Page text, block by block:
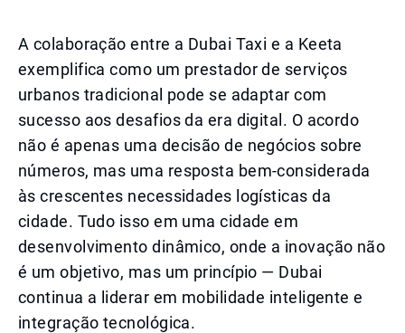
A colaboração entre a Dubai Taxi e a Keeta
exemplifica como um prestador de serviços
urbanos tradicional pode se adaptar com
sucesso aos desafios da era digital. O acordo
não é apenas uma decisão de negócios sobre
números, mas uma resposta bem-considerada
às crescentes necessidades logísticas da
cidade. Tudo isso em uma cidade em
desenvolvimento dinâmico, onde a inovação não
é um objetivo, mas um princípio — Dubai
continua a liderar em mobilidade inteligente e
integração tecnológica.